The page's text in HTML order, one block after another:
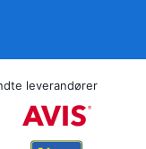
leverandører